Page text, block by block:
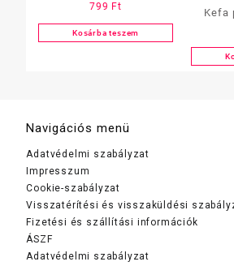
799 Ft
Kosárba teszem
Kefa
Navigációs menü
Adatvédelmi szabályzat
Impresszum
Cookie-szabályzat
Visszatérítési és visszaküldési
Fizetési és szállítási információk
ÁSZF
Adatvédelmi szabályzat